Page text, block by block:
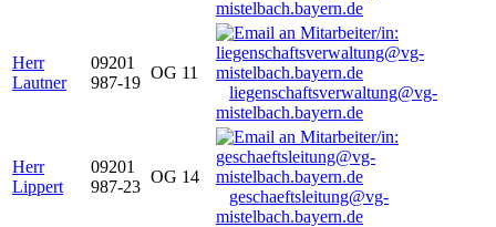
mistelbach.bayern.de
Herr
Lautner
09201
987-19
OG 11
liegenschaftsverwaltung@vg-
mistelbach.bayern.de
Herr
Lippert
09201
987-23
OG 14
geschaeftsleitung@vg-
mistelbach.bayern.de